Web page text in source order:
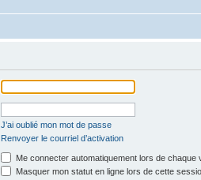
J’ai oublié mon mot de passe
Renvoyer le courriel d’activation
Me connecter automatiquement lors de chaque
Masquer mon statut en ligne lors de cette